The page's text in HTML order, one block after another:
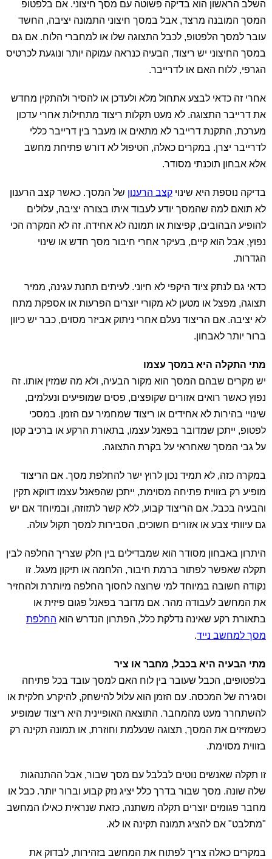
השלב הראשון הוא בדיקה פשוטה עם מסך חיצוני. אם בלפטופ
המסך המובנה מרצד, אבל במסך חיצוני התמונה יציבה, החשד
עובר למסך הלפטופ, לכבל התצוגה שלו או למחברי הלוח. אם גם
במסך החיצוני יש ריצוד, הבעיה כנראה עמוקה יותר ונוגעת לכרטיס
הגרפי, ללוח האם או לדרייבר.
אחרי זה כדאי לבצע אתחול מלא ולעדכן או להסיר ולהתקין מחדש
את דרייבר התצוגה. לא מעט תקלות ריצוד מתחילות אחרי עדכון
מערכת, התקנת דרייבר לא מתאים או מעבר בין דרייבר כללי
לדרייבר יצרן. במקרים כאלה, הטיפול לא דורש פתיחת מחשב
אלא אבחון תוכנתי מסודר.
בדיקה נוספת היא שינוי קצב הרענון של המסך. כאשר קצב הרענון
לא תואם למה שהמסך יודע לעבוד איתו בצורה יציבה, עלולים
להופיע הבהובים, קפיצות או תמונה לא אחידה. זה לא המקרה הכי
נפוץ, אבל הוא קיים, בעיקר אחרי חיבור מסך חדש או שינוי
הגדרות.
כדאי גם לנתק ציוד היקפי לא חיוני. לעיתים תחנת עגינה, ממיר
תצוגה, מפצל או מטען לא מקורי יוצרים הפרעות או אספקת מתח
לא יציבה. אם הריצוד נעלם אחרי ניתוק אביזר מסוים, כבר יש כיוון
ברור יותר לאבחון.
מתי התקלה היא במסך עצמו
יש מקרים שבהם המסך הוא מקור הבעיה, ולא מה שמזין אותו. זה
נפוץ כאשר רואים אזורים שקופצים, פסים שמופיעים ונעלמים,
שינויי בהירות לא אחידים או ריצוד שמחמיר עם הזמן. במסכי
לפטופ, ייתכן שמדובר בפאנל עצמו, בתאורת הרקע או ברכיב קטן
על גבי המסך שאחראי על בקרת התצוגה.
במקרה כזה, לא תמיד נכון לרוץ ישר להחלפת מסך. אם הריצוד
מופיע רק בזווית פתיחה מסוימת, ייתכן שהפאנל עצמו דווקא תקין
והבעיה בכבל. אם הריצוד קבוע, ללא קשר לתזוזה, ובמיוחד אם יש
גם עיוותי צבע או אזורים חשוכים, הסבירות למסך תקול עולה.
היתרון באבחון מסודר הוא שמבדילים בין חלק שצריך החלפה לבין
תקלה שאפשר לפתור ברמת חיבור, הלחמה או תיקון מעגל. זו
נקודה חשובה במיוחד למי שרוצה לחסוך החלפה מיותרת ולהחזיר
את המחשב לעבודה מהר. אם מדובר בפאנל פגום פיזית או
בתאורת רקע שאינה נדלקת כלל, הפתרון הנדרש הוא החלפת
מסך למחשב נייד.
מתי הבעיה היא בכבל, מחבר או ציר
בלפטופים, הכבל שעובר בין לוח האם למסך עובד בכל פתיחה
וסגירה של המכסה. עם הזמן הוא עלול להישחק, להיקרע חלקית או
להשתחרר מעט מהמחבר. התוצאה האופיינית היא ריצוד שמופיע
כשמזיזים את המסך, תצוגה שנעלמת וחוזרת, או תמונה תקינה רק
בזווית מסוימת.
זו תקלה שאנשים נוטים לבלבל עם מסך שבור, אבל ההתנהגות
שלה שונה. מסך שבור בדרך כלל יציג נזק קבוע וברור יותר. כבל או
מחבר פגומים יוצרים תקלה משתנה, כזאת שנראית כאילו המחשב
"מתלבט" אם להציג תמונה תקינה או לא.
במקרים כאלה צריך לפתוח את המחשב בזהירות, לבדוק את